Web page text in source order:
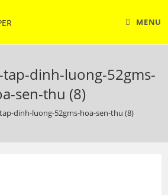
MENU
dinh-luong-52gms-
sen-thu (8)
dinh-luong-52gms-hoa-sen-thu (8)